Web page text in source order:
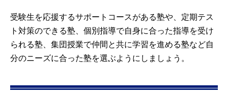
受験生を応援するサポートコースがある塾や、定期テス
ト対策のできる塾、個別指導で自身に合った指導を受け
られる塾、集団授業で仲間と共に学習を進める塾など自
分のニーズに合った塾を選ぶようにしましょう。